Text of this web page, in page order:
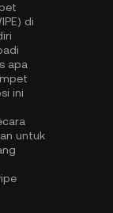
di
apa
ini
untuk